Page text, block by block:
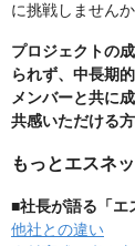
に挑戦しませんか
プロジェクトの
られず、中長期
メンバーと共に
共感いただける
もっとエスネ
■社長が語る「エ
他社との違い